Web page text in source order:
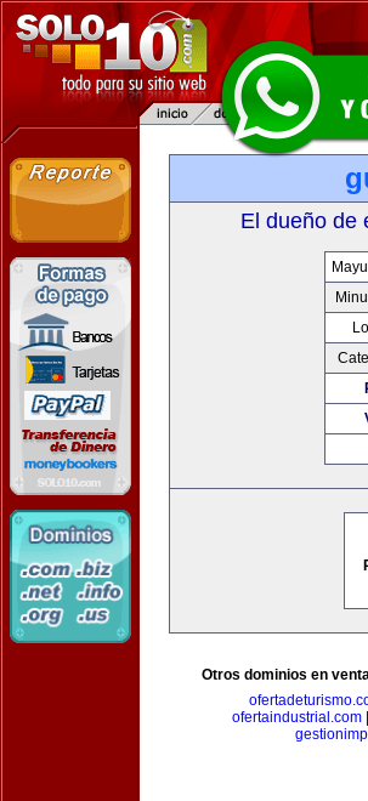
El dueño de
Otros dominios en
ofertaindustrial.com|